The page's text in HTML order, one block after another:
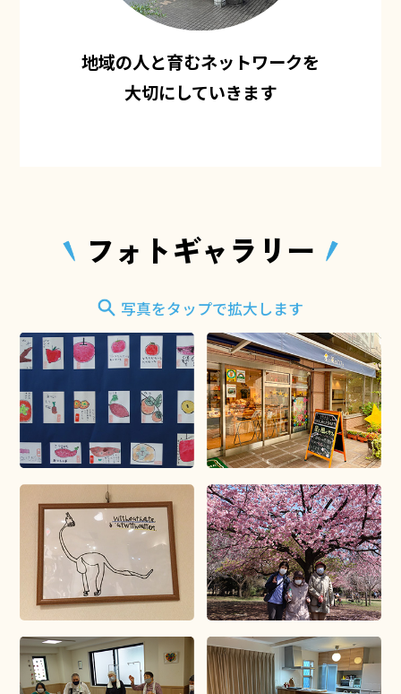
地域の人と育むネットワークを
大切にしていきます
フォトギャラリー
写真をタップで拡大します